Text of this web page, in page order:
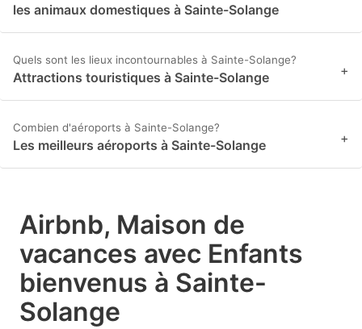
les animaux domestiques à Sainte-Solange
Quels sont les lieux incontournables à Sainte-Solange?
Attractions touristiques à Sainte-Solange +
Combien d'aéroports à Sainte-Solange?
Les meilleurs aéroports à Sainte-Solange +
Airbnb, Maison de
vacances avec Enfants
bienvenus à Sainte-
Solange